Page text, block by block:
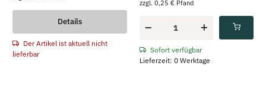
Details
Der Artikel ist aktuell nicht
lieferbar
zzgl. 0,25 € Pfand
Sofort verfügbar
Lieferzeit: 0 Werktage